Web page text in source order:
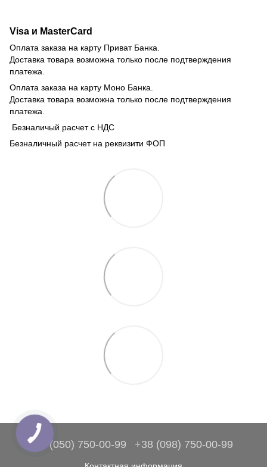
Visa и MasterCard
Оплата заказа на карту Приват Банка.
Доставка товара возможна только после подтверждения
платежа.
Оплата заказа на карту Моно Банка.
Доставка товара возможна только после подтверждения
платежа.
Безналичый расчет с НДС
Безналичный расчет на реквизити ФОП
+38 (050) 750-00-99 +38 (098) 750-00-99